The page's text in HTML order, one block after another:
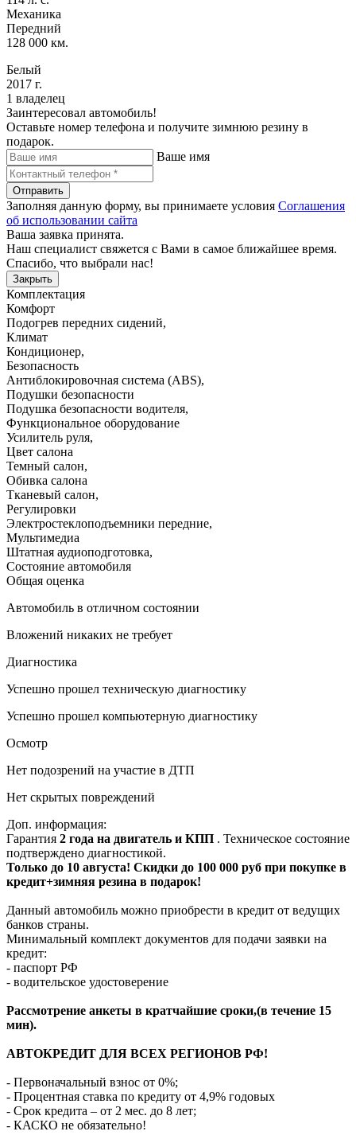
Механика
Передний
128 000 км.
Белый
2017 г.
1 владелец
Заинтересовал автомобиль!
Оставьте номер телефона и получите зимнюю резину в
подарок.
Ваше имя
Отправить
Заполняя данную форму, вы принимаете условия Соглашения
об использовании сайта
Ваша заявка принята.
Наш специалист свяжется с Вами в самое ближайшее время.
Спасибо, что выбрали нас!
Закрыть
Комплектация
Комфорт
Подогрев передних сидений,
Климат
Кондиционер,
Безопасность
Антиблокировочная система (ABS),
Подушки безопасности
Подушка безопасности водителя,
Функциональное оборудование
Усилитель руля,
Цвет салона
Темный салон,
Обивка салона
Тканевый салон,
Регулировки
Электростеклоподъемники передние,
Мультимедиа
Штатная аудиоподготовка,
Состояние автомобиля
Общая оценка
Автомобиль в отличном состоянии
Вложений никаких не требует
Диагностика
Успешно прошел техническую диагностику
Успешно прошел компьютерную диагностику
Осмотр
Нет подозрений на участие в ДТП
Нет скрытых повреждений
Доп. информация:
Гарантия 2 года на двигатель и КПП . Техническое состояние
подтверждено диагностикой.
Только до 10 августа! Скидки до 100 000 руб при покупке в
кредит+зимняя резина в подарок!
Данный автомобиль можно приобрести в кредит от ведущих
банков страны.
Минимальный комплект документов для подачи заявки на
кредит:
- паспорт РФ
- водительское удостоверение
Рассмотрение анкеты в кратчайшие сроки,(в течение 15
мин).
АВТОКРЕДИТ ДЛЯ ВСЕХ РЕГИОНОВ РФ!
- Первоначальный взнос от 0%;
- Процентная ставка по кредиту от 4,9% годовых
- Срок кредита – от 2 мес. до 8 лет;
- КАСКО не обязательно!